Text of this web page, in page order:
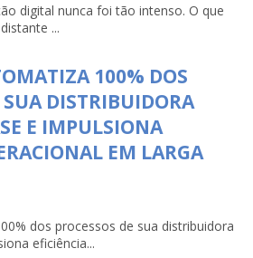
digital nunca foi tão intenso. O que
...
100% DOS
SUA DISTRIBUIDORA
E IMPULSIONA
EM LARGA
dos processos de sua distribuidora
eficiência...